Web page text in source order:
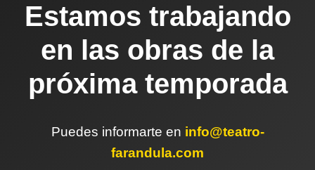
Estamos trabajando
en las obras de la
próxima temporada
Puedes informarte en info@teatro-
farandula.com